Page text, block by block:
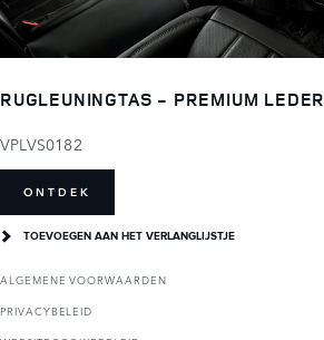
RUGLEUNINGTAS - PREMIUM LEDER
VPLVS0182
ONTDEK
TOEVOEGEN AAN HET VERLANGLIJSTJE
ALGEMENE VOORWAARDEN
PRIVACYBELEID